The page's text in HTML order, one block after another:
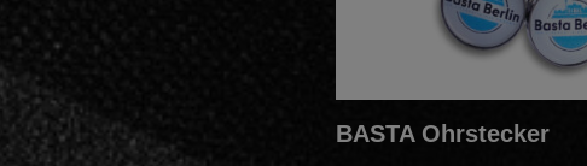
BASTA Ohrstecker